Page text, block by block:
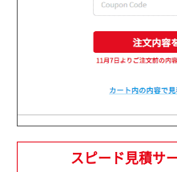
スピード見積サ